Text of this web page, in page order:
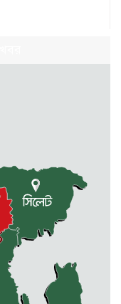
৭৮তম প্রতিষ্ঠা
হামলার
বিক্ষোভ সমাবেশ
সিংহের